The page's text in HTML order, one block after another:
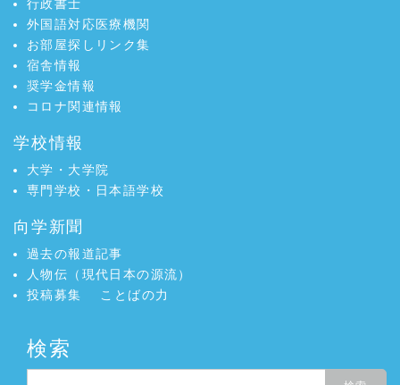
行政書士
外国語対応医療機関
お部屋探しリンク集
宿舎情報
奨学金情報
コロナ関連情報
学校情報
大学・大学院
専門学校・日本語学校
向学新聞
過去の報道記事
人物伝（現代日本の源流）
投稿募集
ことばの力
検索